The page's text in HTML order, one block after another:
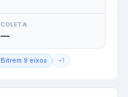
COLETA
—
Bitrem 9 eixos +1